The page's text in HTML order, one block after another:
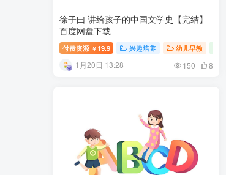
徐子曰 讲给孩子的中国文学史【完结】
百度网盘下载
付费资源 ￥ 19.9 兴趣培养 幼儿早教
1月20日 13:28 150 8